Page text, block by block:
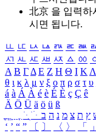
北京 을 입력하
시면 됩니다.
ㅥ ㅦ ㅧ ㅨ ㅩ ㅪ ㅫ
ㅺ ㅻ ㅼ ㅽ ㅾ ㅿ ㆀ
Α Β ΓΔ Ε Ζ Η Θ Ι ΚΛ
θ ι κ λ μ ν ξ ο π ρ σ τ υ
á à Á À é è É È ç Ç ê
Ä Ö Ü ä ö ü ß
ִֶֹ ֻּ ׁׂ ץ ת צ מ נ ה ב
‘ ’ “ ” 〔 〕 〈 〉 「 」